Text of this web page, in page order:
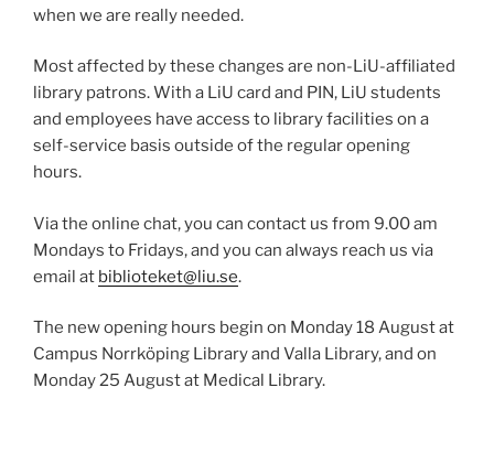
when we are really needed.
Most affected by these changes are non-LiU-affiliated
library patrons. With a LiU card and PIN, LiU students
and employees have access to library facilities on a
self-service basis outside of the regular opening
hours.
Via the online chat, you can contact us from 9.00 am
Mondays to Fridays, and you can always reach us via
email at biblioteket@liu.se.
The new opening hours begin on Monday 18 August at
Campus Norrköping Library and Valla Library, and on
Monday 25 August at Medical Library.